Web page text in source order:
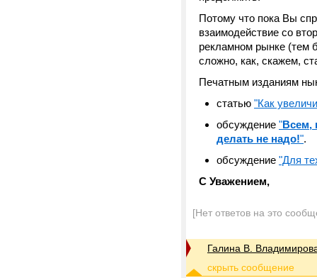
Потому что пока Вы
взаимодействие со
рекламном рынке (тем
сложно, как, скажем,
Печатным изданиям
статью "Как
обсуждение "Всем,
делать не надо!".
обсуждение "Для
С Уважением,
[Нет ответов на это
Галина В.